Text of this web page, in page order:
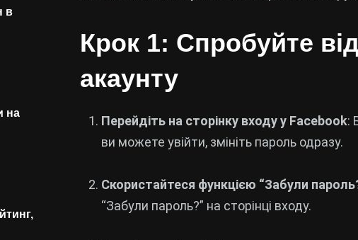
в
на
Крок 1: Спробуйте
акаунту
Перейдіть на сторінку входу у Facebook:
ви можете увійти, змініть пароль одразу.
Скористайтеся функцією “Забули
“Забули пароль?” на сторінці входу.